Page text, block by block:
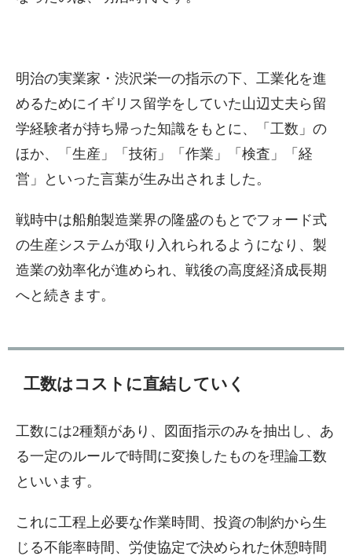
明治の実業家・渋沢栄一の指示の下、工業化を進
めるためにイギリス留学をしていた山辺丈夫ら留
学経験者が持ち帰った知識をもとに、「工数」の
ほか、「生産」「技術」「作業」「検査」「経
営」といった言葉が生み出されました。
戦時中は船舶製造業界の隆盛のもとでフォード式
の生産システムが取り入れられるようになり、製
造業の効率化が進められ、戦後の高度経済成長期
へと続きます。
工数はコストに直結していく
工数には2種類があり、図面指示のみを抽出し、あ
る一定のルールで時間に変換したものを理論工数
といいます。
これに工程上必要な作業時間、投資の制約から生
じる不能率時間、労使協定で決められた休憩時間